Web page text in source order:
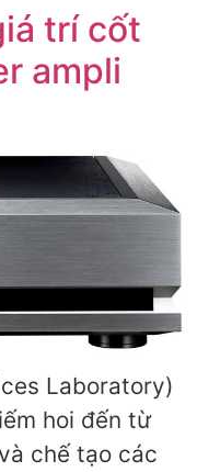
trí cốt
ampli
Laboratory)
hoi đến từ
chế tạo các